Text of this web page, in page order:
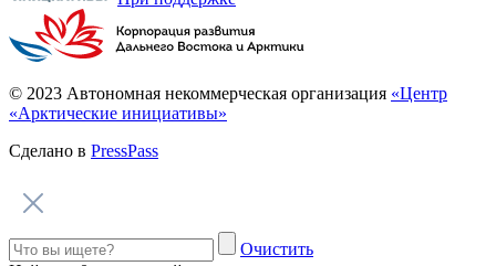
7 чудес Арктики
Это обязательно нужно увидеть
Крыша мира
Девять арктических регионов России
Культура и быт
Смотреть все
«Табаһыт уолаттар», песня на якутском языке
Исполняет: Илларион Садовников
«Ӈацекы ӈэваней», песня на ненецком языке
Исполняет Максим Хороля